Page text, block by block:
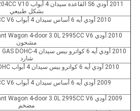
بشكل طبيعي
2010 أودي أيه 6 أساس سيدان 4 أبواب 3.2L 3123CC V6 غاز DOHC
مشحون
شارد
2010 أودي أيه 6 كواترو بيس سيدان 4 أبواب 4.2L 4163CC V8 GAS DOHC
2009 أودي أيه 6 أساس سيدان 4 أبواب 3.2L 3123CC V6 غاز DOHC
مضخم